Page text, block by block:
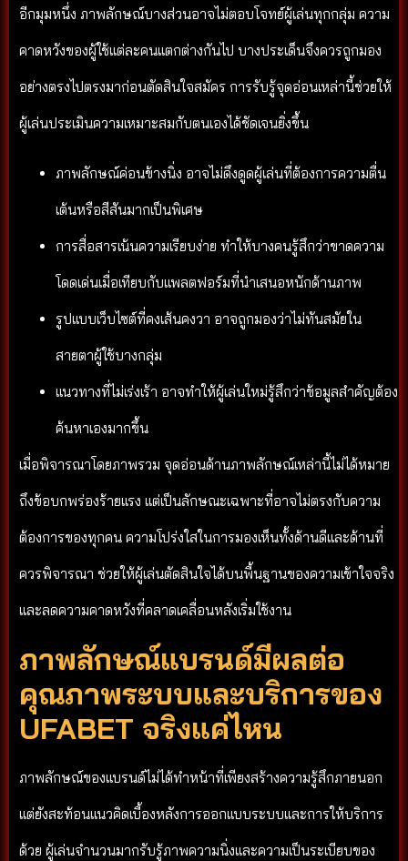
อีกมุมหนึ่ง ภาพลักษณ์บางส่วนอาจไม่ตอบโจทย์ผู้เล่นทุกกลุ่ม ความ
คาดหวังของผู้ใช้แต่ละคนแตกต่างกันไป บางประเด็นจึงควรถูกมอง
อย่างตรงไปตรงมาก่อนตัดสินใจสมัคร การรับรู้จุดอ่อนเหล่านี้ช่วยให้
ผู้เล่นประเมินความเหมาะสมกับตนเองได้ชัดเจนยิ่งขึ้น
ภาพลักษณ์ค่อนข้างนิ่ง อาจไม่ดึงดูดผู้เล่นที่ต้องการความตื่น
เต้นหรือสีสันมากเป็นพิเศษ
การสื่อสารเน้นความเรียบง่าย ทำให้บางคนรู้สึกว่าขาดความ
โดดเด่นเมื่อเทียบกับแพลตฟอร์มที่นำเสนอหนักด้านภาพ
รูปแบบเว็บไซต์ที่คงเส้นคงวา อาจถูกมองว่าไม่ทันสมัยใน
สายตาผู้ใช้บางกลุ่ม
แนวทางที่ไม่เร่งเร้า อาจทำให้ผู้เล่นใหม่รู้สึกว่าข้อมูลสำคัญต้อง
ค้นหาเองมากขึ้น
เมื่อพิจารณาโดยภาพรวม จุดอ่อนด้านภาพลักษณ์เหล่านี้ไม่ได้หมาย
ถึงข้อบกพร่องร้ายแรง แต่เป็นลักษณะเฉพาะที่อาจไม่ตรงกับความ
ต้องการของทุกคน ความโปร่งใสในการมองเห็นทั้งด้านดีและด้านที่
ควรพิจารณา ช่วยให้ผู้เล่นตัดสินใจได้บนพื้นฐานของความเข้าใจจริง
และลดความคาดหวังที่คลาดเคลื่อนหลังเริ่มใช้งาน
ภาพลักษณ์แบรนด์มีผลต่อ
คุณภาพระบบและบริการของ
UFABET จริงแค่ไหน
ภาพลักษณ์ของแบรนด์ไม่ได้ทำหน้าที่เพียงสร้างความรู้สึกภายนอก
แต่ยังสะท้อนแนวคิดเบื้องหลังการออกแบบระบบและการให้บริการ
ด้วย ผู้เล่นจำนวนมากรับรู้ภาพความนิ่งและความเป็นระเบียบของ